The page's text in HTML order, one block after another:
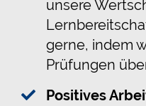
unsere
gerne, indem
Prüfungen
Positives